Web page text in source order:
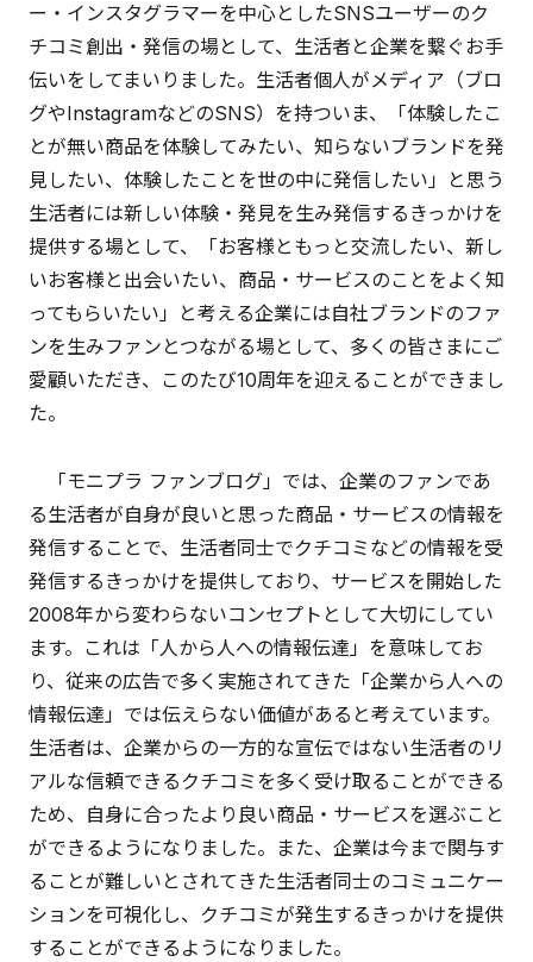
ー・インスタグラマーを中心としたSNSユーザーのク
チコミ創出・発信の場として、生活者と企業を繋ぐお手
伝いをしてまいりました。生活者個人がメディア（ブロ
グやInstagramなどのSNS）を持ついま、「体験したこ
とが無い商品を体験してみたい、知らないブランドを発
見したい、体験したことを世の中に発信したい」と思う
生活者には新しい体験・発見を生み発信するきっかけを
提供する場として、「お客様ともっと交流したい、新し
いお客様と出会いたい、商品・サービスのことをよく知
ってもらいたい」と考える企業には自社ブランドのファ
ンを生みファンとつながる場として、多くの皆さまにご
愛顧いただき、このたび10周年を迎えることができまし
た。
「モニプラ ファンブログ」では、企業のファンであ
る生活者が自身が良いと思った商品・サービスの情報を
発信することで、生活者同士でクチコミなどの情報を受
発信するきっかけを提供しており、サービスを開始した
2008年から変わらないコンセプトとして大切にしてい
ます。これは「人から人への情報伝達」を意味してお
り、従来の広告で多く実施されてきた「企業から人への
情報伝達」では伝えらない価値があると考えています。
生活者は、企業からの一方的な宣伝ではない生活者のリ
アルな信頼できるクチコミを多く受け取ることができる
ため、自身に合ったより良い商品・サービスを選ぶこと
ができるようになりました。また、企業は今まで関与す
ることが難しいとされてきた生活者同士のコミュニケー
ションを可視化し、クチコミが発生するきっかけを提供
することができるようになりました。